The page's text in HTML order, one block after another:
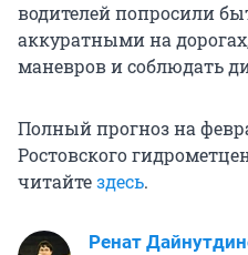
водителей попросили
аккуратными на
маневров и соблюдать
Полный прогноз на
Ростовского
читайтездесь.
Ренат